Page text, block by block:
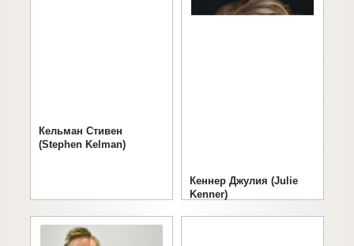
Кельман Стивен
(Stephen Kelman)
Кеннер Джулия (Julie
Kenner)